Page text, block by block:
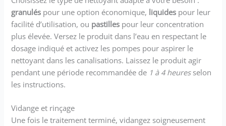
granulés pour une option économique, liquides pour leur
facilité d’utilisation, ou pastilles pour leur concentration
plus élevée. Versez le produit dans l’eau en respectant le
dosage indiqué et activez les pompes pour aspirer le
nettoyant dans les canalisations. Laissez le produit agir
pendant une période recommandée de 1 à 4 heuresselon
les instructions.
Vidange et rinçage
Une fois le traitement terminé, vidangez soigneusement